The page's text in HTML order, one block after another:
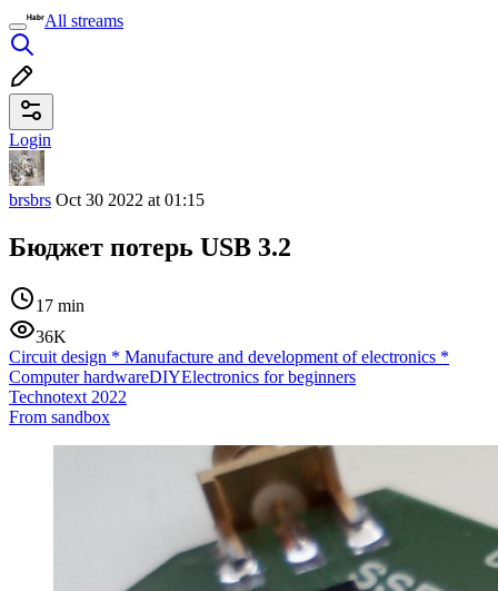
All streams
Login
brsbrs Oct 30 2022 at 01:15
Бюджет потерь USB 3.2
17 min
36K
Circuit design * Manufacture and development of electronics *
Computer hardwareDIYElectronics for beginners
Technotext 2022
From sandbox